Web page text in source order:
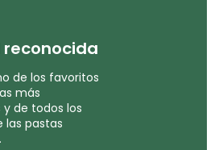
de los favoritos
más
de todos los
las pastas